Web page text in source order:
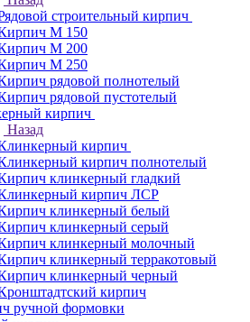
строительный кирпич
М 150
М 200
М 250
рядовой полнотелый
рядовой пустотелый
кирпич
Назад
кирпич
кирпич полнотелый
клинкерный гладкий
кирпич ЛСР
клинкерный белый
клинкерный серый
клинкерный молочный
клинкерный терракотовый
клинкерный черный
кирпич
ручной формовки